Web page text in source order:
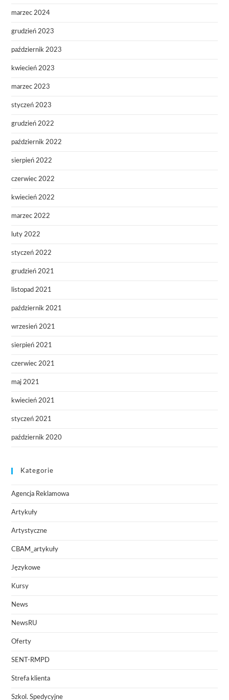
marzec 2024
grudzień 2023
październik 2023
kwiecień 2023
marzec 2023
styczeń 2023
grudzień 2022
październik 2022
sierpień 2022
czerwiec 2022
kwiecień 2022
marzec 2022
luty 2022
styczeń 2022
grudzień 2021
listopad 2021
październik 2021
wrzesień 2021
sierpień 2021
czerwiec 2021
maj 2021
kwiecień 2021
styczeń 2021
październik 2020
Kategorie
Agencja Reklamowa
Artykuły
Artystyczne
CBAM_artykuły
Językowe
Kursy
News
NewsRU
Oferty
SENT-RMPD
Strefa klienta
Szkol. Spedycyjne